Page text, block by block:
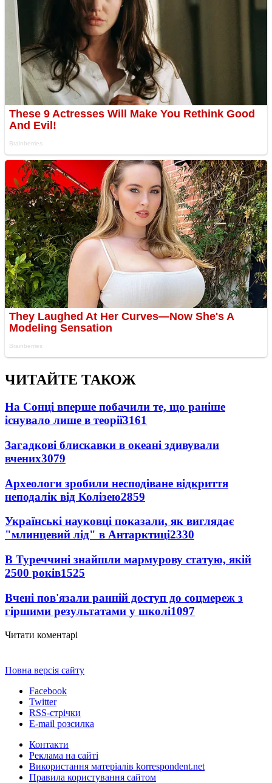
ЧИТАЙТЕ ТАКОЖ
На Сонці вперше побачили те, що раніше
існувало лише в теорії3161
Загадкові блискавки в океані здивували
вчених3079
Археологи зробили несподіване відкриття
неподалік від Колізею2859
Українські науковці показали, як виглядає
"млинцевий лід" в Антарктиці2330
В Туреччині знайшли мармурову статую, якій
2500 років1525
Вчені пов'язали ранній доступ до соцмереж з
гіршими результатами у школі1097
Читати коментарі
Повна версія сайту
Facebook
Twitter
RSS-стрічки
E-mail розсилка
Контакти
Реклама на сайті
Використання матеріалів korrespondent.net
Правила користування сайтом